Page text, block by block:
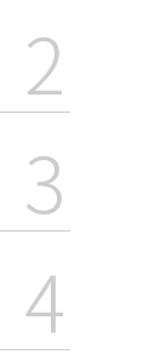
2
3
4